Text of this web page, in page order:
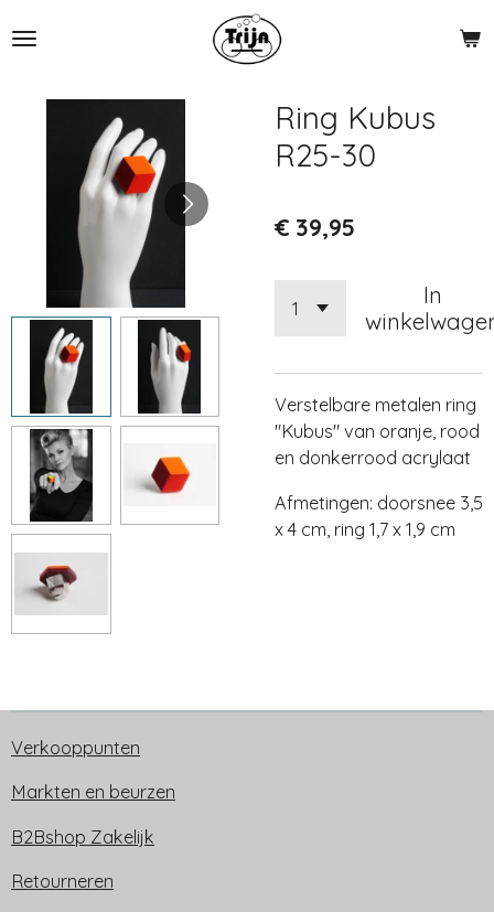
direct
hoofdinhoud
Ring Kubus
R25-30
€ 39,95
In
Verstelbare metalen ring
"Kubus" van oranje, rood
en donkerrood acrylaat
Afmetingen: doorsnee 3,5
x 4 cm, ring 1,7 x 1,9 cm
Verkooppunten
Markten en beurzen
B2Bshop Zakelijk
Retourneren